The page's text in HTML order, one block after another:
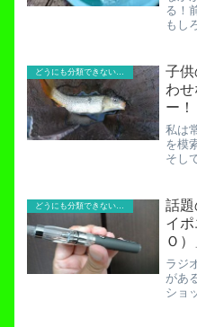
る！
もし
では
すが
どうにも分類できないお役立ち記事！
子
わせ
ー！
私は
を模
そし
をふ
で見
どうにも分類できないお役立ち記事！
話
イ
Ｏ
ラジ
があ
ショ